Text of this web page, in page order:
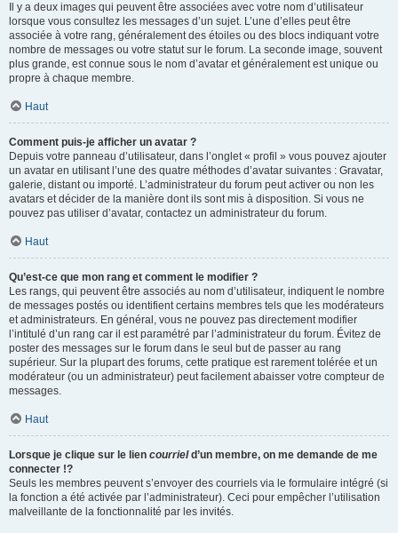
Il y a deux images qui peuvent être associées avec votre nom d’utilisateur
lorsque vous consultez les messages d’un sujet. L’une d’elles peut être
associée à votre rang, généralement des étoiles ou des blocs indiquant votre
nombre de messages ou votre statut sur le forum. La seconde image, souvent
plus grande, est connue sous le nom d’avatar et généralement est unique ou
propre à chaque membre.
Haut
Comment puis-je afficher un avatar ?
Depuis votre panneau d’utilisateur, dans l’onglet « profil » vous pouvez ajouter
un avatar en utilisant l’une des quatre méthodes d’avatar suivantes : Gravatar,
galerie, distant ou importé. L’administrateur du forum peut activer ou non les
avatars et décider de la manière dont ils sont mis à disposition. Si vous ne
pouvez pas utiliser d’avatar, contactez un administrateur du forum.
Haut
Qu’est-ce que mon rang et comment le modifier ?
Les rangs, qui peuvent être associés au nom d’utilisateur, indiquent le nombre
de messages postés ou identifient certains membres tels que les modérateurs
et administrateurs. En général, vous ne pouvez pas directement modifier
l’intitulé d’un rang car il est paramétré par l’administrateur du forum. Évitez de
poster des messages sur le forum dans le seul but de passer au rang
supérieur. Sur la plupart des forums, cette pratique est rarement tolérée et un
modérateur (ou un administrateur) peut facilement abaisser votre compteur de
messages.
Haut
Lorsque je clique sur le lien courrield’un membre, on me demande de me
connecter !?
Seuls les membres peuvent s’envoyer des courriels via le formulaire intégré (si
la fonction a été activée par l’administrateur). Ceci pour empêcher l’utilisation
malveillante de la fonctionnalité par les invités.